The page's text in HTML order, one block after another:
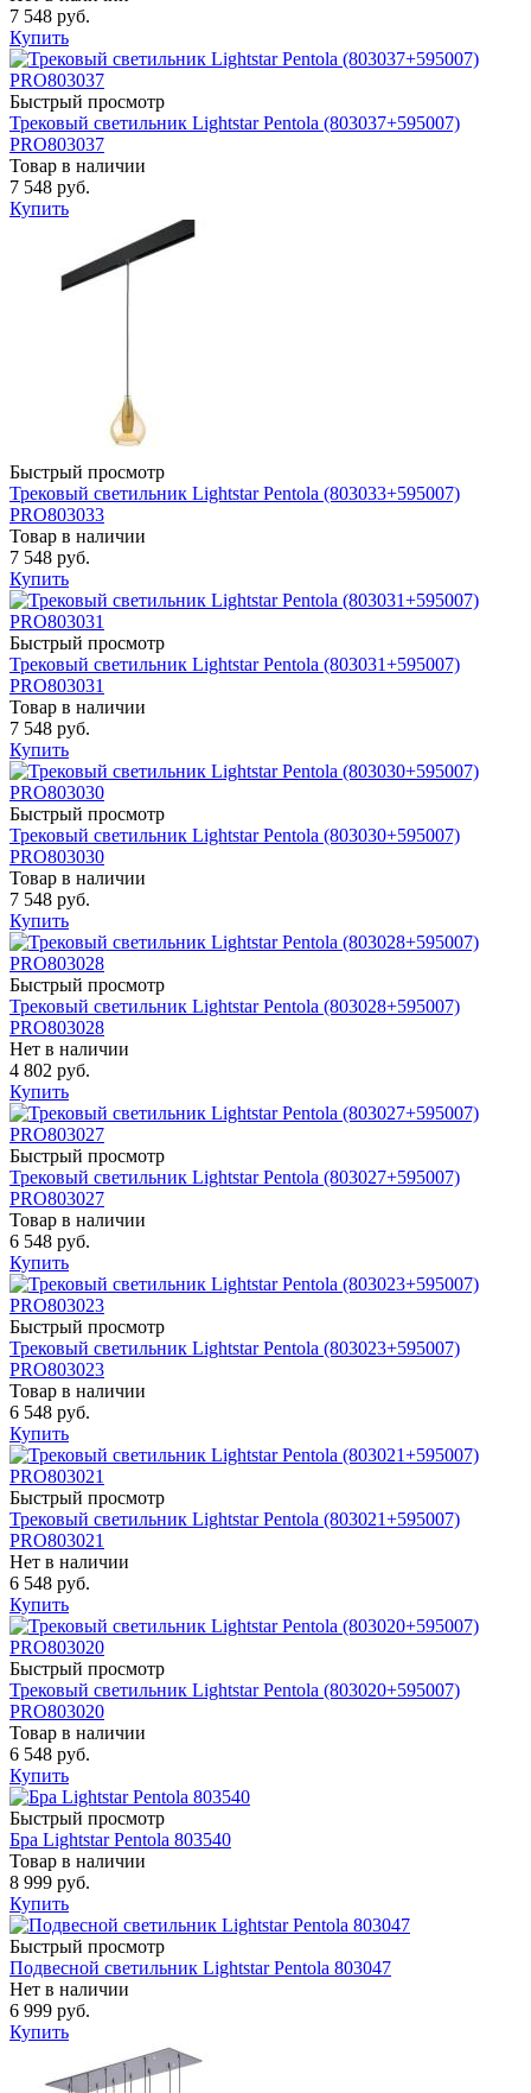
7 548 руб.
Купить
Быстрый просмотр
Трековый светильник Lightstar Pentola (803037+595007)
PRO803037
Товар в наличии
7 548 руб.
Купить
Быстрый просмотр
Трековый светильник Lightstar Pentola (803033+595007)
PRO803033
Товар в наличии
7 548 руб.
Купить
Быстрый просмотр
Трековый светильник Lightstar Pentola (803031+595007)
PRO803031
Товар в наличии
7 548 руб.
Купить
Быстрый просмотр
Трековый светильник Lightstar Pentola (803030+595007)
PRO803030
Товар в наличии
7 548 руб.
Купить
Быстрый просмотр
Трековый светильник Lightstar Pentola (803028+595007)
PRO803028
Нет в наличии
4 802 руб.
Купить
Быстрый просмотр
Трековый светильник Lightstar Pentola (803027+595007)
PRO803027
Товар в наличии
6 548 руб.
Купить
Быстрый просмотр
Трековый светильник Lightstar Pentola (803023+595007)
PRO803023
Товар в наличии
6 548 руб.
Купить
Быстрый просмотр
Трековый светильник Lightstar Pentola (803021+595007)
PRO803021
Нет в наличии
6 548 руб.
Купить
Быстрый просмотр
Трековый светильник Lightstar Pentola (803020+595007)
PRO803020
Товар в наличии
6 548 руб.
Купить
Быстрый просмотр
Бра Lightstar Pentola 803540
Товар в наличии
8 999 руб.
Купить
Быстрый просмотр
Подвесной светильник Lightstar Pentola 803047
Нет в наличии
6 999 руб.
Купить